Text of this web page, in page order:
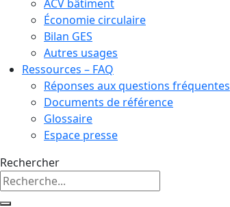
ACV bâtiment
Économie circulaire
Bilan GES
Autres usages
Ressources – FAQ
Réponses aux questions fréquentes
Documents de référence
Glossaire
Espace presse
Rechercher